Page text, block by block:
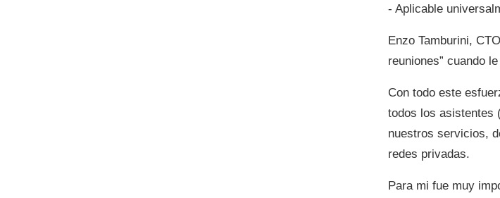
- Aplicable
Enzo Tamburini,
reuniones” cuando
Con todo este
todos los asistentes
nuestros servicios,
redes privadas.
Para mi fue muy